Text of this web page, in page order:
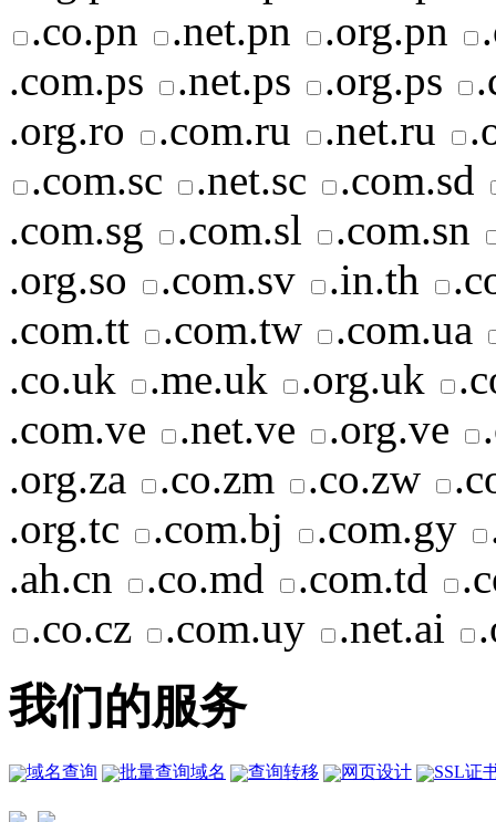
.co.pn
.net.pn .org.pn
.com.ps
.net.ps .org.ps
.org.ro
.com.ru .net.ru
.com.sc
.net.sc
.com.sd
.com.sg
.com.sl
.com.sn
.org.so
.com.sv .in.th
.com.tt
.com.tw
.com.ua
.co.uk
.me.uk .org.uk
.com.ve
.net.ve .org.ve
.org.za
.co.zm .co.zw
.org.tc
.com.bj .com.gy
.ah.cn
.co.md .com.td
.co.cz
.com.uy .net.ai
我们的服务
域名查询 批量查询域名 查询转移 网页设计 SSL证